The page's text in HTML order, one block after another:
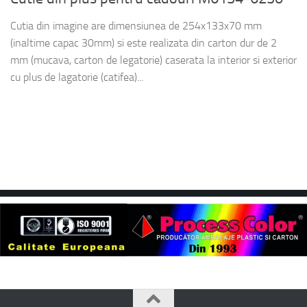
Cutia din imagine are dimensiunea de 254x133x70 mm
(inaltime capac 30mm) si este realizata din carton dur de 2
mm (mucava, carton de legatorie) caserata la interior si exterior
cu plus de lagatorie (catifea)...